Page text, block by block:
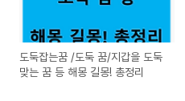
도둑잡는꿈 /도둑 꿈/지갑을 도둑
맞는 꿈 등 해몽 길몽! 총정리